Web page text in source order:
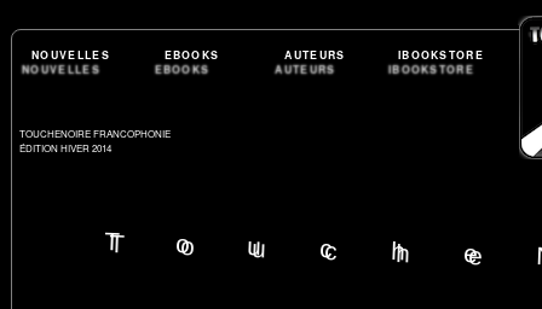
NOUVELLES EBOOKS AUTEURS IBOOKSTORE
TOUCHENOIRE FRANCOPHONIE
ÉDITION HIVER 2014